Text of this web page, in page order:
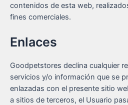
contenidos de esta web,
fines comerciales.
Enlaces
Goodpetstores declina cualquier
servicios y/o información que se
enlazadas con el presente sitio
a sitios de terceros, el Usuario